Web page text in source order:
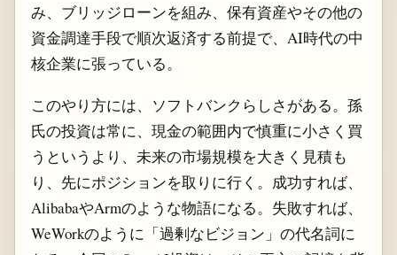
み、ブリッジローンを組み、保有資産やその他の
資金調達手段で順次返済する前提で、AI時代の中
核企業に張っている。
このやり方には、ソフトバンクらしさがある。孫
氏の投資は常に、現金の範囲内で慎重に小さく買
うというより、未来の市場規模を大きく見積も
り、先にポジションを取りに行く。成功すれば、
AlibabaやArmのような物語になる。失敗すれば、
WeWorkのように「過剰なビジョン」の代名詞に